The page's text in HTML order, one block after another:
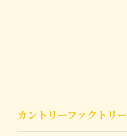
カントリーファクトリー